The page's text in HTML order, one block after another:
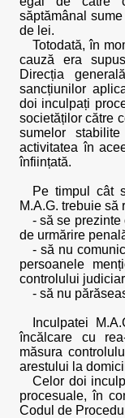
săptămânal
de lei.
Totodată, în
cauză era
Direcția
sancțiunilor
doi inculpați
societăților către
sumelor
activitatea în
înființată.
Pe timpul cât
M.A.G. trebuie să
- să se prezinte
de urmărire
- să nu
persoanele
controlului
- să nu
Inculpatei
încălcare cu
măsura
arestului la
Celor doi
procesuale, în
Codul de